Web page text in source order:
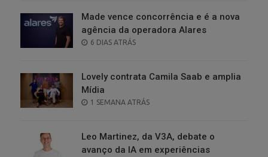
Made vence concorrência e é a nova
agência da operadora Alares
POSTED
6 DIAS ATRÁS
Lovely contrata Camila Saab e amplia
Mídia
POSTED
1 SEMANA ATRÁS
Leo Martinez, da V3A, debate o
avanço da IA em experiências